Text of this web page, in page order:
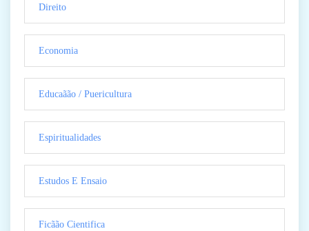
Direito
Economia
Educaãão / Puericultura
Espiritualidades
Estudos E Ensaio
Ficãão Cientifica